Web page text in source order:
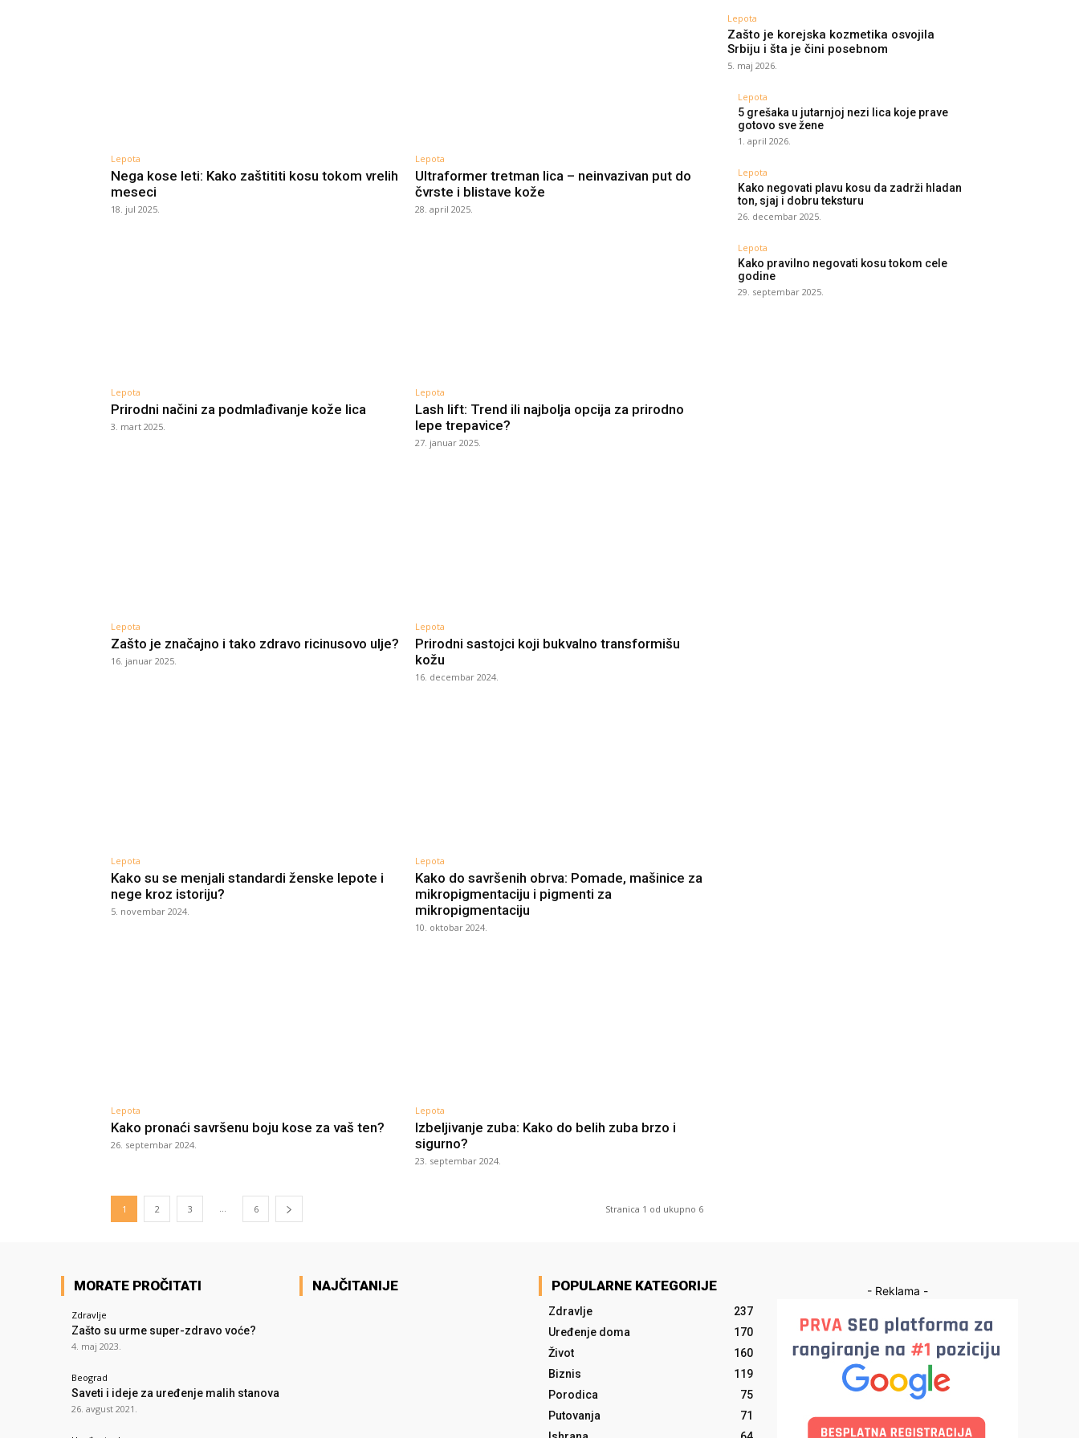
Lepota
Nega kose leti: Kako zaštititi kosu tokom vrelih
meseci
18. jul 2025.
Lepota
Ultraformer tretman lica – neinvazivan put do
čvrste i blistave kože
28. april 2025.
Lepota
Prirodni načini za podmlađivanje kože lica
3. mart 2025.
Lepota
Lash lift: Trend ili najbolja opcija za prirodno
lepe trepavice?
27. januar 2025.
Lepota
Zašto je značajno i tako zdravo ricinusovo ulje?
16. januar 2025.
Lepota
Prirodni sastojci koji bukvalno transformišu
kožu
16. decembar 2024.
Lepota
Kako su se menjali standardi ženske lepote i
nege kroz istoriju?
5. novembar 2024.
Lepota
Kako do savršenih obrva: Pomade, mašinice za
mikropigmentaciju i pigmenti za
mikropigmentaciju
10. oktobar 2024.
Lepota
Kako pronaći savršenu boju kose za vaš ten?
26. septembar 2024.
Lepota
Izbeljivanje zuba: Kako do belih zuba brzo i
sigurno?
23. septembar 2024.
1 2 3 ... 6 Stranica 1 od ukupno 6
Lepota
Zašto je korejska kozmetika osvojila
Srbiju i šta je čini posebnom
5. maj 2026.
Lepota
5 grešaka u jutarnjoj nezi lica koje prave
gotovo sve žene
1. april 2026.
Lepota
Kako negovati plavu kosu da zadrži hladan
ton, sjaj i dobru teksturu
26. decembar 2025.
Lepota
Kako pravilno negovati kosu tokom cele
godine
29. septembar 2025.
MORATE PROČITATI
Zdravlje
Zašto su urme super-zdravo voće?
4. maj 2023.
Beograd
Saveti i ideje za uređenje malih stanova
26. avgust 2021.
NAJČITANIJE POPULARNE KATEGORIJE
Zdravlje
237
Uređenje doma
170
Život
160
Biznis
119
Porodica
75
Putovanja
71
- Reklama -